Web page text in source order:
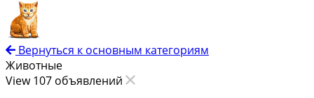
Вернуться к основным категориям
Животные
View 107 объявлений